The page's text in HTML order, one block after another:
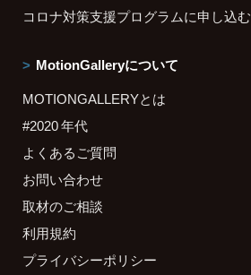
コロナ対策支援プログラムに申し込む
MotionGalleryについて
MOTIONGALLERYとは
#2020 年代
よくあるご質問
お問い合わせ
取材のご相談
利用規約
プライバシーポリシー